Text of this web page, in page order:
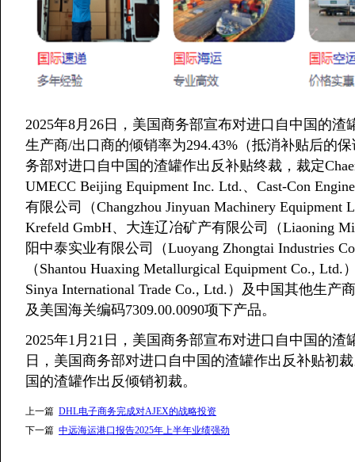
2025年8月26日，美国商务部宣布对进口自中国的渣
生产商/出口商的倾销率为294.43%（抵消补贴后的
务部对进口自中国的渣罐作出反补贴终裁，裁定
UMECC Beijing Equipment Inc. Ltd.、Cast-Con
有限公司（Changzhou Jinyuan Machinery Equipment
Krefeld GmbH、大连辽冶矿产有限公司（Liaoning
阳中泰实业有限公司（Luoyang Zhongtai Industries
（Shantou Huaxing Metallurgical Equipment Co.,
Sinya International Trade Co., Ltd.）及中国其他生
及美国海关编码7309.00.0090项下产品。
2025年1月21日，美国商务部宣布对进口自中国的渣
日，美国商务部对进口自中国的渣罐作出反补贴初
国的渣罐作出反倾销初裁。
上一篇 DHL电子商务完成对AJEX的战略投资
下一篇 中远海运港口报告2025年上半年业绩强劲